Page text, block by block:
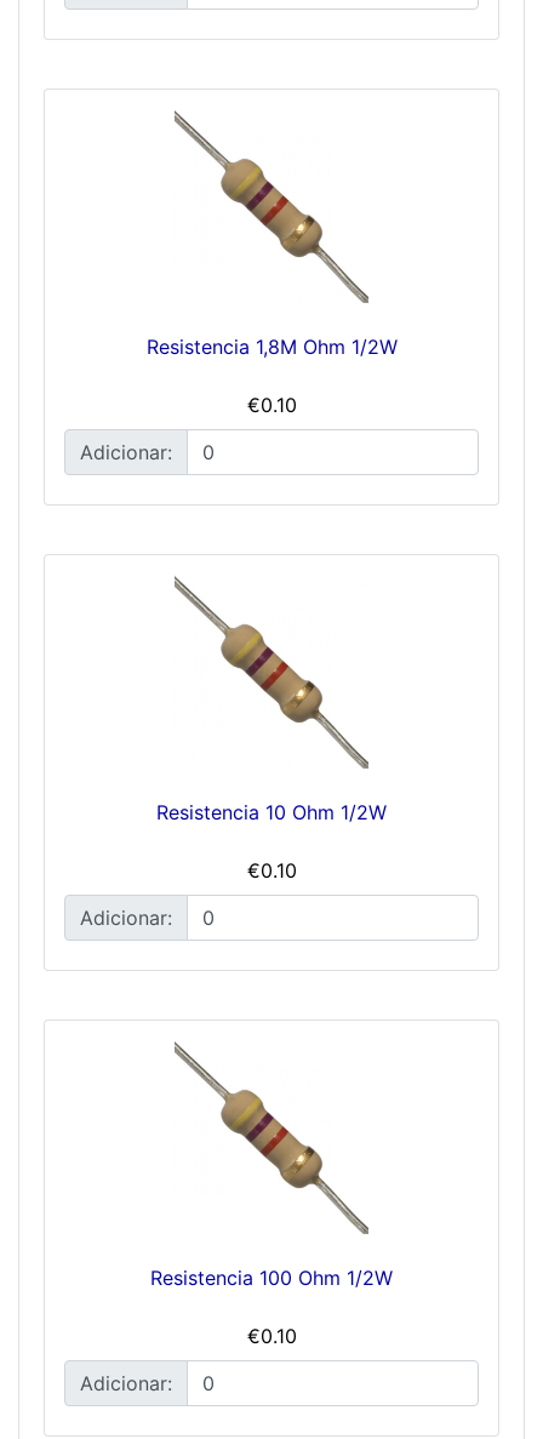
Resistencia 1,8M Ohm 1/2W
€0.10
Adicionar:
Resistencia 10 Ohm 1/2W
€0.10
Adicionar:
Resistencia 100 Ohm 1/2W
€0.10
Adicionar: